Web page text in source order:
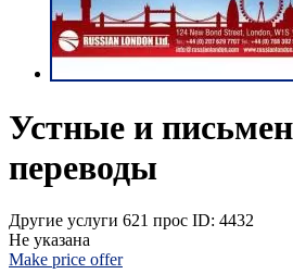
Устные и
переводы
Другие услуги 621 прос ID: 4432
Не указана
Make price offer